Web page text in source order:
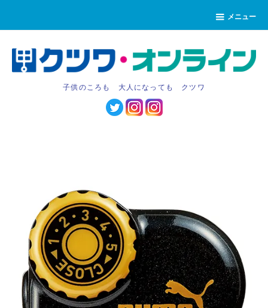
メニュー
子供のころも 大人になっても クツワ